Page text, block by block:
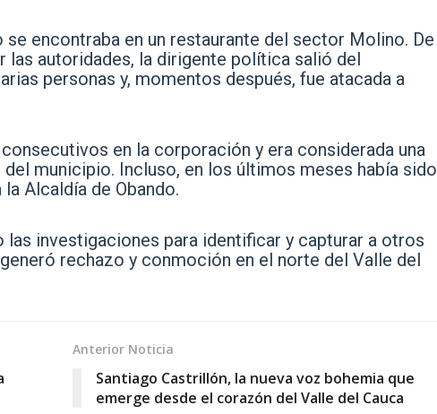
encontraba en un restaurante del sector Molino. De
autoridades, la dirigente política salió del
personas y, momentos después, fue atacada a
en la corporación y era considerada una
municipio. Incluso, en los últimos meses había sido
Alcaldía de Obando.
las investigaciones para identificar y capturar a otros
rechazo y conmoción en el norte del Valle del
Anterior Noticia
Santiago Castrillón, la nueva voz bohemia que
emerge desde el corazón del Valle del Cauca